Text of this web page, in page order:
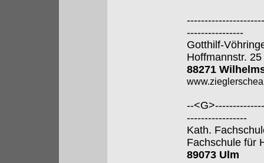
----------------
Gotthilf-
Hoffmannstr. 25
88271
--
-----------------
Kath.
Fachschule für
89073 Ulm